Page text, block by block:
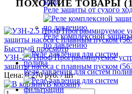
Реле защиты от сухого
Реле комплексной защиты
по давлению
Реле давления для систем
ПОХОЖИЕ ТОВАРЫ
Быстрый просмотр
УЗН-2.5 Проф Программируемое
защиты насоса с плавным пуском (
Цена: 8 270 руб./ шт
В корзину